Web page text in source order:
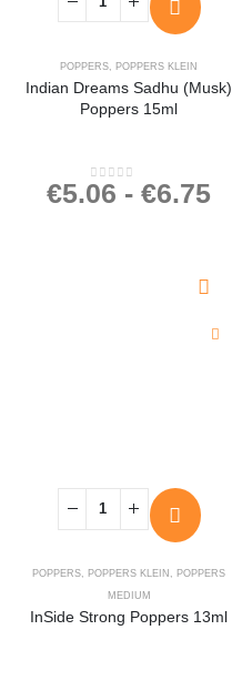
POPPERS, POPPERS KLEIN
Indian Dreams Sadhu (Musk)
Poppers 15ml
0out of 5
€5.06 - €6.75
POPPERS POPPERS KLEIN
POPPERS
MEDIUM
InSide Strong Poppers 13ml